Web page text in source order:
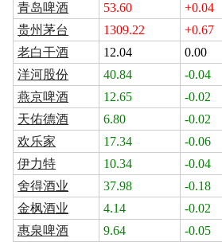
青岛啤酒
53.60 +0.04
贵州茅台
1309.22 +0.67
老白干酒
12.04 0.00
洋河股份
40.84 -0.04
燕京啤酒
12.65 -0.02
天佑德酒
6.80 -0.02
欢乐家
17.34 -0.06
伊力特
10.34 -0.04
舍得酒业
37.98 -0.18
金枫酒业
4.14 -0.02
惠泉啤酒
9.64 -0.05